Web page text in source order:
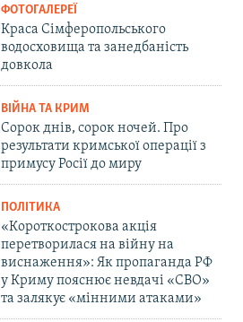
ФОТОГАЛЕРЕЇ
Краса Сімферопольського
водосховища та занедбаність
довкола
ВІЙНА ТА КРИМ
Сорок днів, сорок ночей. Про
результати кримської операції з
примусу Росії до миру
ПОЛІТИКА
«Короткострокова акція
перетворилася на війну на
виснаження»: Як пропаганда РФ
у Криму пояснює невдачі «СВО»
та залякує «мінними атаками»